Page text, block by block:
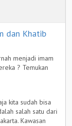
dan Khatib
menjadi imam
? Temukan
kita sudah bisa
salah satu dari
Kawasan